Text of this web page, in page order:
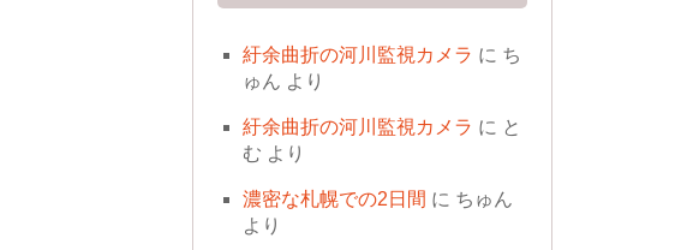
紆余曲折の河川監視カメラ に ち
ゅん より
紆余曲折の河川監視カメラ に と
む より
濃密な札幌での2日間 に ちゅん
より